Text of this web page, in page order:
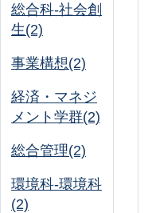
総合科-社会創
生(2)
事業構想(2)
経済・マネジ
メント学群(2)
総合管理(2)
環境科-環境科
(2)